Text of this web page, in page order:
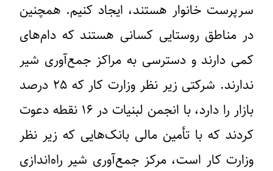
سرپرست خانوار هستند، ایجاد کنیم. همچنین
در مناطق روستایی کسانی هستند که دام‌های
کمی دارند و دسترسی به مراکز جمع‌آوری شیر
ندارند. شرکتی زیر نظر وزارت کار که ۲۵ درصد
بازار را دارد، با انجمن لبنیات در ۱۶ نقطه دعوت
کردند که با تأمین مالی بانک‌هایی که زیر نظر
وزارت کار است، مرکز جمع‌آوری شیر راه‌اندازی